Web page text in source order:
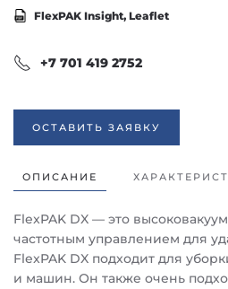
FlexPAK Insight, Leaflet
+7 701 419 2752
ОСТАВИТЬ ЗАЯВКУ
ОПИСАНИЕ
FlexPAK DX — это
частотным управлением для
FlexPAK DX подходит для
и машин. Он также очень